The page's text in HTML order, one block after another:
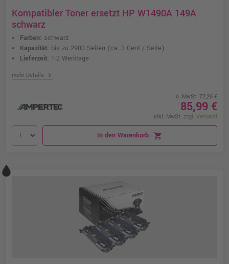
Kompatibler Toner ersetzt HP W1490A 149A
schwarz
Farben: schwarz
Kapazität: bis zu 2900 Seiten (ca. 3 Cent / Seite)
Lieferzeit: 1-2 Werktage
mehr Details chevron_right
o. MwSt. 72,26 €
85,99 €
inkl. MwSt. zzgl. Versand
In den Warenkorb shopping_cart